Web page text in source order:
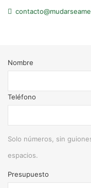
Nombre
Teléfono
Solo números, sin
espacios.
Presupuesto